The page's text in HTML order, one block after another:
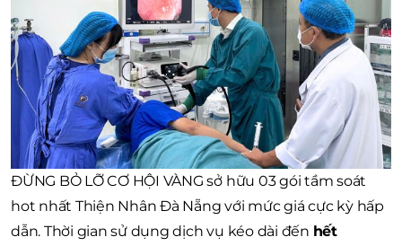
ĐỪNG BỎ LỠ CƠ HỘI VÀNG sở hữu 03 gói tầm soát
hot nhất Thiện Nhân Đà Nẵng với mức giá cực kỳ hấp
dẫn. Thời gian sử dụng dịch vụ kéo dài đến hết